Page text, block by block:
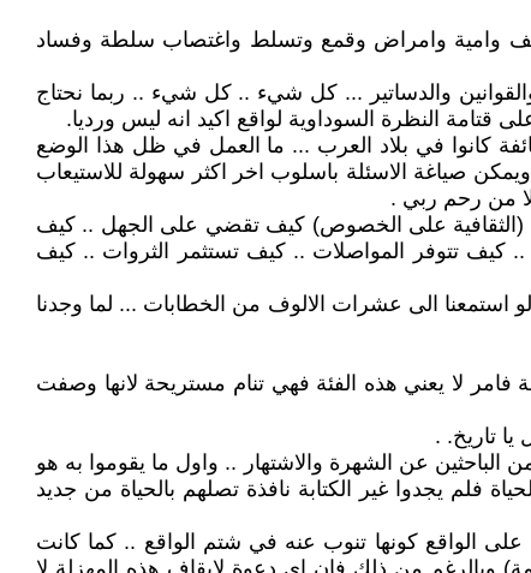
وامية وامراض وقمع وتسلط واغتصاب سلطة وفساد
والدساتير ... كل شيء .. كل شيء .. ربما نحتاج
النظرة السوداوية لواقع اكيد انه ليس ورديا.
كانوا في بلاد العرب ... ما العمل في ظل هذا الوضع
صياغة الاسئلة باسلوب اخر اكثر سهولة للاستيعاب
من رحم ربي .
على الخصوص) كيف تقضي على الجهل .. كيف
كيف تتوفر المواصلات .. كيف تستثمر الثروات .. كيف
استمعنا الى عشرات الالوف من الخطابات ... لما وجدنا
لا يعني هذه الفئة فهي تنام مستريحة لانها وصفت
يا تاريخ. .
الباحثين عن الشهرة والاشتهار .. واول ما يقوموا به هو
فلم يجدوا غير الكتابة نافذة تصلهم بالحياة من جديد
على الواقع كونها تنوب عنه في شتم الواقع .. كما كانت